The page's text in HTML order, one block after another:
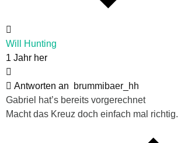
Will Hunting
1 Jahr her
Antworten an
brummibaer_hh
Gabriel hat’s bereits vorgerechnet
Macht das Kreuz doch einfach mal richtig.